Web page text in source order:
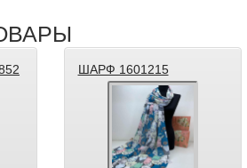
ШАРФ 1601215